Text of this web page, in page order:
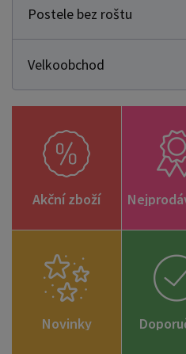
Postele bez roštu
Velkoobchod
Akční zboží
Novinky